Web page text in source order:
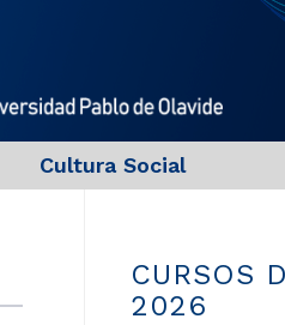
Cultura Social
CURSOS
2026